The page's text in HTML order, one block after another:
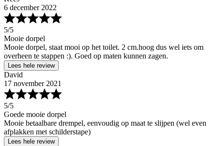
6 december 2022
5/5
Mooie dorpel
Mooie dorpel, staat mooi op het toilet. 2 cm.hoog dus wel iets om
overheen te stappen :). Goed op maten kunnen zagen.
Lees hele review
David
17 november 2021
5/5
Goede mooie dorpel
Mooie betaalbare drempel, eenvoudig op maat te slijpen (wel even
afplakken met schilderstape)
Lees hele review